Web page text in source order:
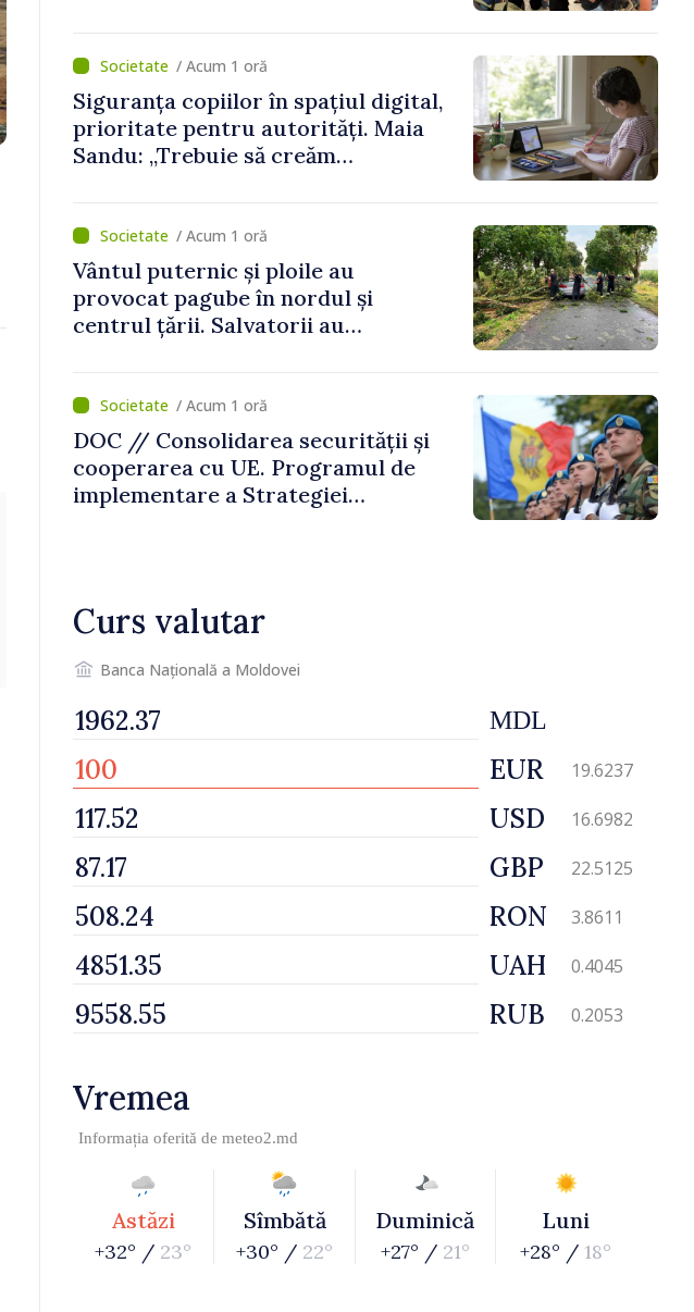
/ Acum 1 oră
Siguranța copiilor în spațiul digital,
prioritate pentru autorități. Maia
Sandu: „Trebuie să creăm
/ Acum 1 oră
Vântul puternic și ploile au
provocat pagube în nordul și
centrul țării. Salvatorii au
/ Acum 1 oră
DOC // Consolidarea securității și
cooperarea cu UE. Programul de
implementare a Strategiei
Curs valutar
Banca Națională a Moldovei
MDL
EUR 19.6237
USD 16.6982
GBP 22.5125
RON 3.8611
UAH 0.4045
RUB 0.2053
Vremea
Informația oferită de meteo2.md
Astăzi
+32° / 23°
Sîmbătă
+30° / 22°
Duminică
+27° / 21°
Luni
+28° / 18°